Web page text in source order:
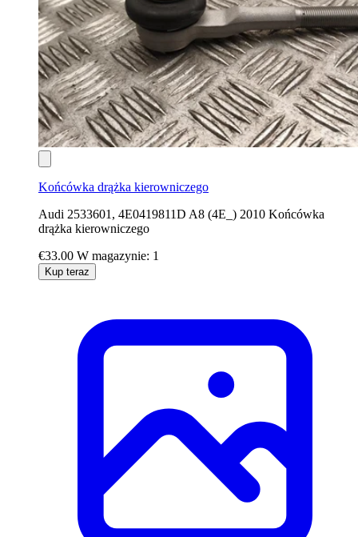
Końcówka drążka kierowniczego
Audi 2533601, 4E0419811D A8 (4E_) 2010 Końcówka
drążka kierowniczego
€33.00 W magazynie: 1
Kup teraz